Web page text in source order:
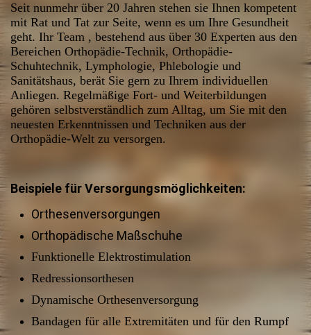
Seit nunmehr über 20 Jahren stehen sie Ihnen kompetent
mit Rat und Tat zur Seite, wenn es um Ihre Gesundheit
geht. Ihr Team , bestehend aus über 30 Experten aus den
Bereichen Orthopädie-Technik, Orthopädie-
Schuhtechnik, Lymphologie, Phlebologie und
Sanitätshaus, berät Sie gern zu Ihrem individuellen
Anliegen. Regelmäßige Fort- und Weiterbildungen
gehören selbstverständlich zum Alltag, um Sie mit den
neuesten Erkenntnissen und Techniken aus der
Orthopädie-Welt zu versorgen.
Beispiele für Versorgungsmöglichkeiten:
Orthesenversorgungen
Orthopädische Maßschuhe
Funktionelle Elektrostimulation
Redressionsorthesen
Dynamische Orthesenversorgung
Bandagen für alle Extremitäten und für den Rumpf